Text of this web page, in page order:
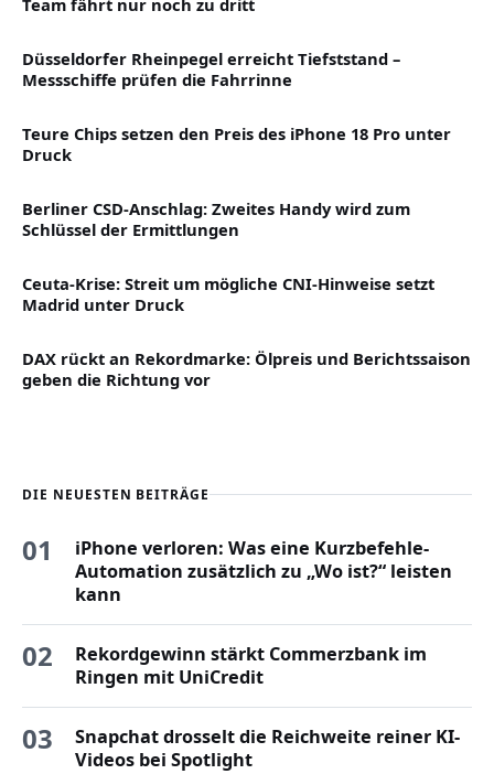
Team fährt nur noch zu dritt
Düsseldorfer Rheinpegel erreicht Tiefststand –
Messschiffe prüfen die Fahrrinne
Teure Chips setzen den Preis des iPhone 18 Pro unter
Druck
Berliner CSD-Anschlag: Zweites Handy wird zum
Schlüssel der Ermittlungen
Ceuta-Krise: Streit um mögliche CNI-Hinweise setzt
Madrid unter Druck
DAX rückt an Rekordmarke: Ölpreis und Berichtssaison
geben die Richtung vor
DIE NEUESTEN BEITRÄGE
01
iPhone verloren: Was eine Kurzbefehle-
Automation zusätzlich zu „Wo ist?“ leisten
kann
02
Rekordgewinn stärkt Commerzbank im
Ringen mit UniCredit
03
Snapchat drosselt die Reichweite reiner KI-
Videos bei Spotlight